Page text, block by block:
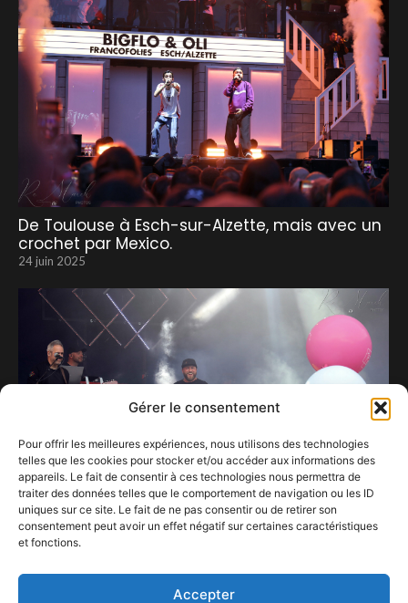
Gérer le consentement
Pour offrir les meilleures expériences, nous utilisons des technologies
telles que les cookies pour stocker et/ou accéder aux informations des
appareils. Le fait de consentir à ces technologies nous permettra de
traiter des données telles que le comportement de navigation ou les ID
uniques sur ce site. Le fait de ne pas consentir ou de retirer son
consentement peut avoir un effet négatif sur certaines caractéristiques
et fonctions.
Accepter
De Toulouse à Esch-sur-Alzette, mais avec un
crochet par Mexico.
24 juin 2025
9 juillet 2024